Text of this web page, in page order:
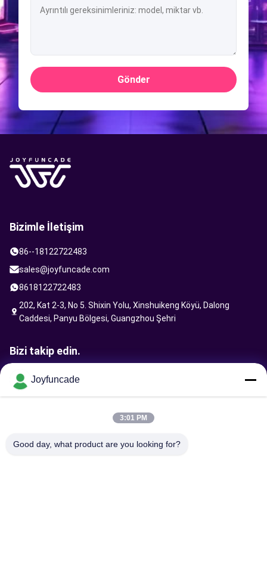
Gönder
Bizimle İletişim
86--18122722483
sales@joyfuncade.com
8618122722483
202, Kat 2-3, No 5. Shixin Yolu, Xinshuikeng Köyü, Dalong
Caddesi, Panyu Bölgesi, Guangzhou Şehri
Bizi takip edin.
Joyfuncade
3:01 PM
Good day, what product are you looking for?